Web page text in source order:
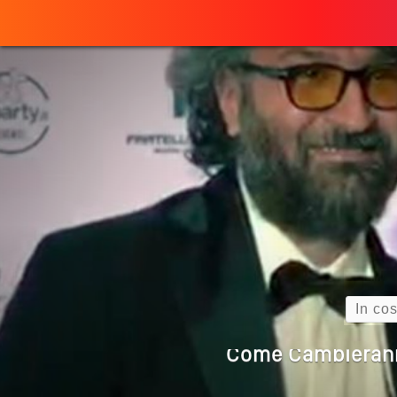
Search
ULTIMO ARTICOLO
Quando
Come
Cos’è La
Come
Quale Sarà Il Futuro Della